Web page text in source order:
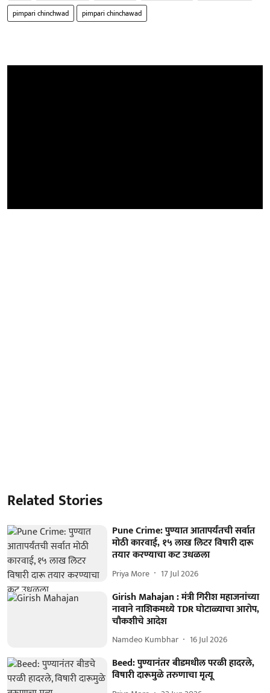
pimpari chinchwad
pimpari chinchawad
Related Stories
Pune Crime: पुण्यात आतापर्यंतची सर्वात
मोठी कारवाई, १५ लाख लिटर विषारी दारू
तयार करण्याचा कट उधळला
Priya More 17 Jul 2026
Girish Mahajan : मंत्री गिरीश महाजनांच्या
नावाने नाशिकमध्ये TDR घोटाळ्याचा आरोप,
चौकशीचे आदेश
Namdeo Kumbhar 16 Jul 2026
Beed: पुण्यानंतर बीडमधील परळी हादरले,
विषारी दारूमुळे तरुणाचा मृत्यू